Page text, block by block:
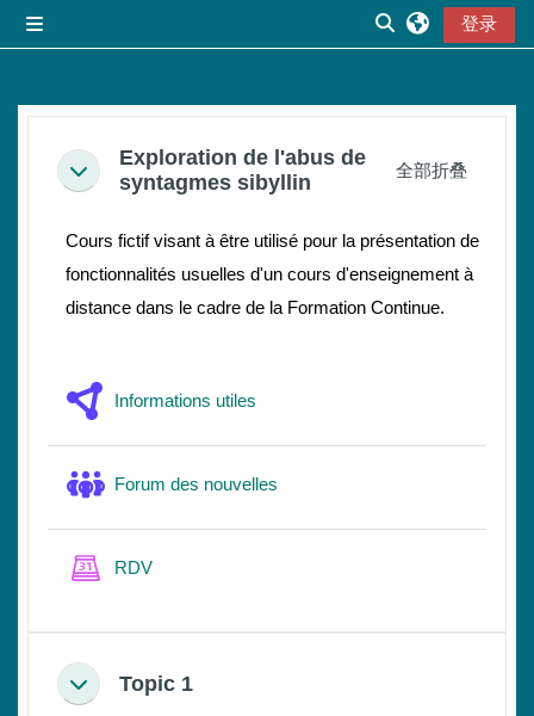
切换搜索输入
登录
折叠
Exploration de l'abus de
syntagmes sibyllin
全部折叠
Cours fictif visant à être utilisé pour la présentation de
fonctionnalités usuelles d'un cours d'enseignement à
distance dans le cadre de la Formation Continue.
Informations utiles
Forum des nouvelles
RDV预约表
折叠 Topic 1